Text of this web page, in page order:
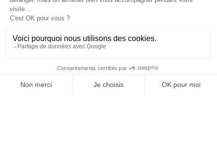
Informations
